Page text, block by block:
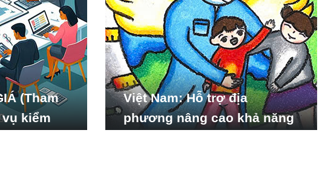
(Tham
kiểm
Việt Nam: Hỗ trợ địa
phương nâng cao khả năng